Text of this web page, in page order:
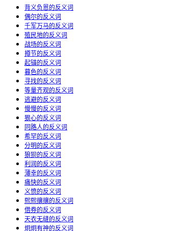
背义负恩的反义词
偶尔的反义词
千军万马的反义词
殖民地的反义词
战场的反义词
撙节的反义词
起锚的反义词
暮色的反义词
寻找的反义词
等量齐观的反义词
逃避的反义词
慢慢的反义词
狠心的反义词
同路人的反义词
希罕的反义词
分明的反义词
狼狈的反义词
利润的反义词
薄幸的反义词
痛快的反义词
义愤的反义词
熙熙攘攘的反义词
借券的反义词
天衣无缝的反义词
炯炯有神的反义词